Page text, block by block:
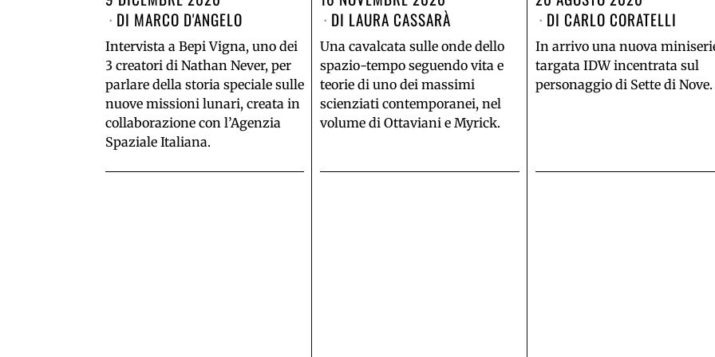
DI MARCO D'ANGELO
Intervista a Bepi Vigna, uno dei
3 creatori di Nathan Never, per
parlare della storia speciale sulle
nuove missioni lunari, creata in
collaborazione con l’Agenzia
Spaziale Italiana.
DI LAURA CASSARÀ
Una cavalcata sulle onde dello
spazio-tempo seguendo vita e
teorie di uno dei massimi
scienziati contemporanei, nel
volume di Ottaviani e Myrick.
DI CARLO CORATELLI
In arrivo una nuova
targata IDW incentrata sul
personaggio di Sette di Nove.